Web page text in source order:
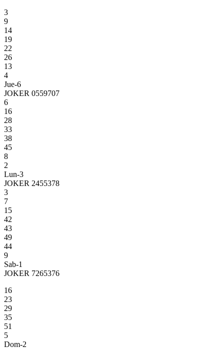
3
9
14
19
22
26
13
4
Jue-6
JOKER 0559707
6
16
28
33
38
45
8
2
Lun-3
JOKER 2455378
3
7
15
42
43
49
44
9
Sab-1
JOKER 7265376
16
23
29
35
51
5
Dom-2